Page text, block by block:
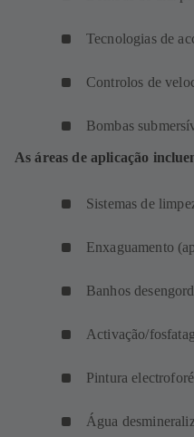
Tecnologias de
Controlos de
Bombas
As áreas de aplicação
Sistemas de
Enxaguamento
Banhos
Activação/
Pintura
Água